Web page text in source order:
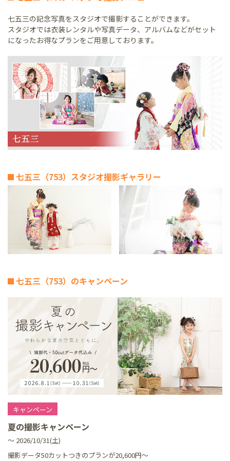
七五三の記念写真をスタジオで撮影することができます。
スタジオでは衣装レンタルや写真データ、アルバムなどがセット
になったお得なプランをご用意しております。
七五三（753）スタジオ撮影ギャラリー
七五三（753）のキャンペーン
キャンペーン
夏の撮影キャンペーン
～ 2026/10/31(土)
撮影データ50カットつきのプランが20,600円～